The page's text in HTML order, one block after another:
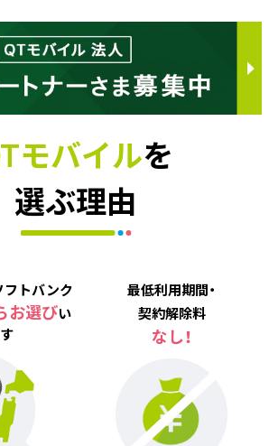
モバイルを
選ぶ理由
フトバンク
お選びい
最低利用期間・
契約解除料
なし！